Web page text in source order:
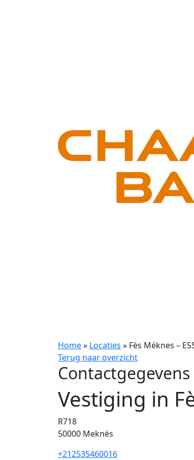
Home» Locaties » Fès Méknes –
Terug naar overzicht
Contactgegevens
Vestiging in
R718
50000 Meknès
+212535460016